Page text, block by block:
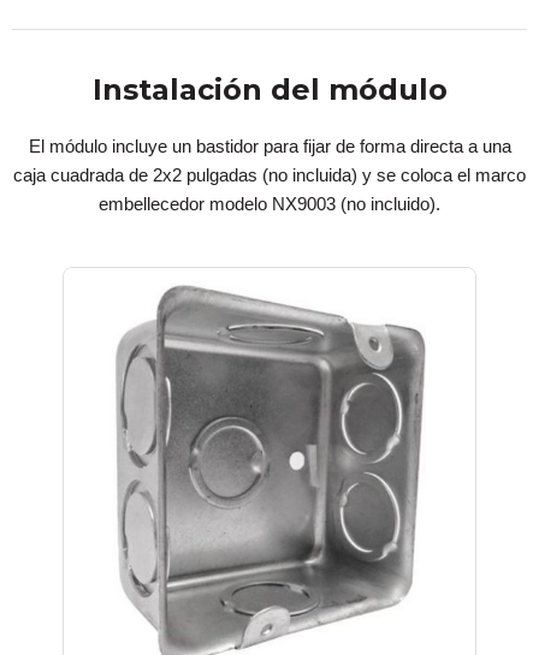
Instalación del módulo
El módulo incluye un bastidor para fijar de forma directa a una
caja cuadrada de 2x2 pulgadas (no incluida) y se coloca el marco
embellecedor modelo NX9003 (no incluido).